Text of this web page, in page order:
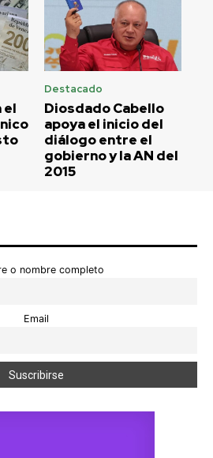
el
Destacado
Diosdado Cabello
apoya el inicio del
diálogo entre el
gobierno y la AN del
2015
o nombre completo
Email